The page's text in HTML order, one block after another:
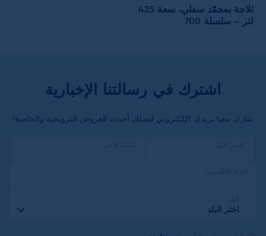
ثلاجة بمجمّد سفلي، سعة 425
لتر – سلسلة 700
اشترك في رسالتنا الإخبارية
شارك معنا بريدك الإلكتروني لتصلك أحدث العروض الترويجية والخاصة!
اختر البلد